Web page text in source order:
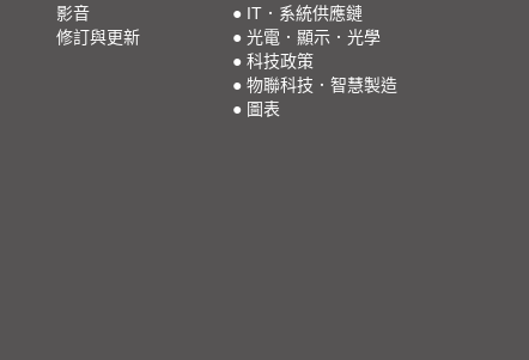
影音
修訂與更新
● IT．系統供應鏈
● 光電．顯示．光學
● 科技政策
● 物聯科技．智慧製造
● 圖表